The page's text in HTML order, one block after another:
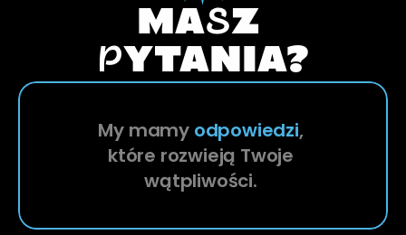
MASZ
PYTANIA?
My mamy odpowiedzi,
które rozwieją Twoje
wątpliwości.